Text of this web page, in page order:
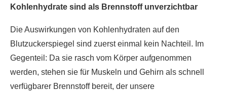
Kohlenhydrate sind als Brennstoff unverzichtbar
Die Auswirkungen von Kohlenhydraten auf den
Blutzuckerspiegel sind zuerst einmal kein Nachteil. Im
Gegenteil: Da sie rasch vom Körper aufgenommen
werden, stehen sie für Muskeln und Gehirn als schnell
verfügbarer Brennstoff bereit, der unsere